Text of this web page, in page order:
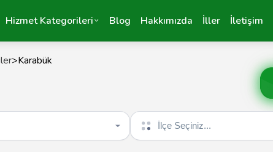
Hizmet Kategorileri Blog Hakkımızda İller İletişim
>Karabük
İlçe seçin